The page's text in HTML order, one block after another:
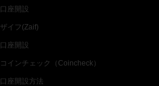
口座開設
ザイフ(Zaif)
口座開設
コインチェック（Coincheck）
口座開設方法